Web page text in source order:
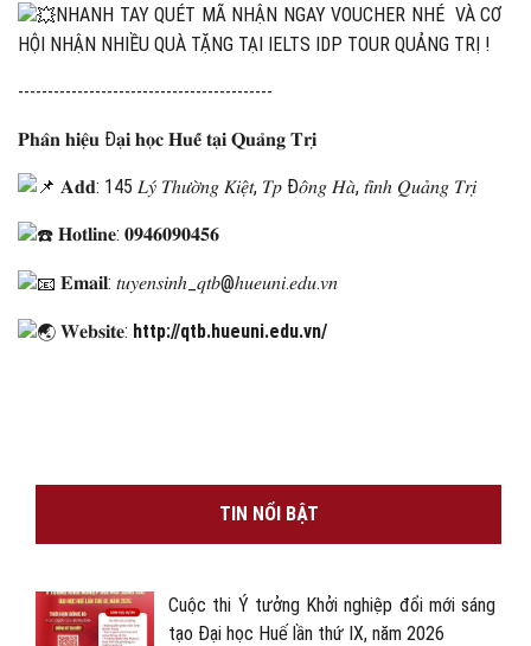
NHANH TAY QUÉT MÃ NHẬN NGAY VOUCHER NHÉ VÀ CƠ
HỘI NHẬN NHIỀU QUÀ TẶNG TẠI IELTS IDP TOUR QUẢNG TRỊ !
----‐--------------------------------------
𝐏𝐡𝐚̂𝐧 𝐡𝐢𝐞̣̂𝐮 Đ𝐚̣𝐢 𝐡𝐨̣𝐜 𝐇𝐮𝐞̂́ 𝐭𝐚̣𝐢 𝐐𝐮𝐚̉𝐧𝐠 𝐓𝐫𝐢̣
𝐀𝐝𝐝: 145 𝐿𝑦́ 𝑇ℎ𝑢̛𝑜̛̀𝑛𝑔 𝐾𝑖𝑒̣̂𝑡, 𝑇𝑝 Đ𝑜̂𝑛𝑔 𝐻𝑎̀, 𝑡𝑖̉𝑛ℎ 𝑄𝑢𝑎̉𝑛𝑔 𝑇𝑟𝑖̣
𝐇𝐨𝐭𝐥𝐢𝐧𝐞: 𝟎𝟗𝟒𝟔𝟎𝟗𝟎𝟒𝟓𝟔
𝐄𝐦𝐚𝐢𝐥: 𝑡𝑢𝑦𝑒𝑛𝑠𝑖𝑛ℎ_𝑞𝑡𝑏@ℎ𝑢𝑒𝑢𝑛𝑖.𝑒𝑑𝑢.𝑣𝑛
𝐖𝐞𝐛𝐬𝐢𝐭𝐞: http://qtb.hueuni.edu.vn/
TIN NỔI BẬT
Cuộc thi Ý tưởng Khởi nghiệp đổi mới sáng
tạo Đại học Huế lần thứ IX, năm 2026